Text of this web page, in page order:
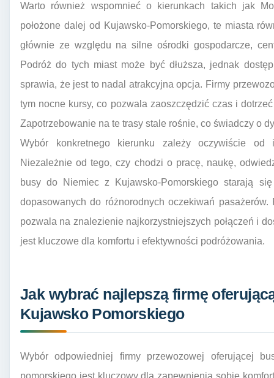
Warto również wspomnieć o kierunkach takich jak
położone dalej od Kujawsko-Pomorskiego, te miasta
głównie ze względu na silne ośrodki gospodarcze,
Podróż do tych miast może być dłuższa, jednak
sprawia, że jest to nadal atrakcyjna opcja. Firmy
tym nocne kursy, co pozwala zaoszczędzić czas i
Zapotrzebowanie na te trasy stale rośnie, co świadczy o
Wybór konkretnego kierunku zależy oczywiście od
Niezależnie od tego, czy chodzi o pracę, naukę,
busy do Niemiec z Kujawsko-Pomorskiego starają
dopasowanych do różnorodnych oczekiwań
pozwala na znalezienie najkorzystniejszych połączeń i
jest kluczowe dla komfortu i efektywności podróżowania.
Jak wybrać najlepszą firmę
Kujawsko Pomorskiego
Wybór odpowiedniej firmy przewozowej oferującej
pomorskiego jest kluczowy dla zapewnienia sobie